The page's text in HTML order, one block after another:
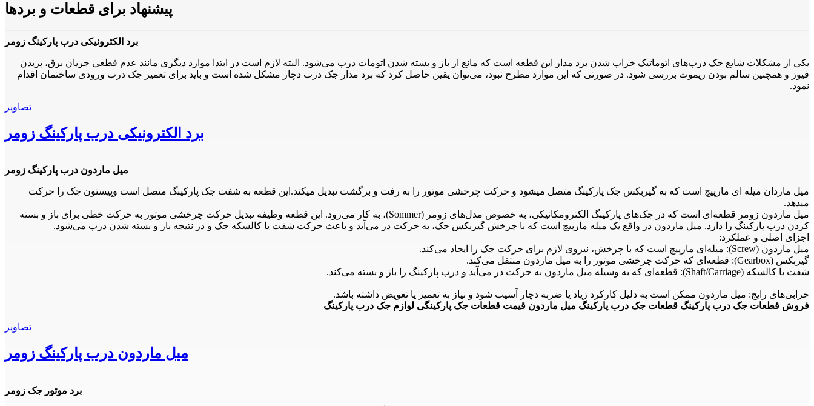
پیشنهاد برای قطعات و بردها
برد الکترونیکی درب پارکینگ زومر
یکی از مشکلات شایع جک درب‌های اتوماتیک خراب شدن برد مدار این قطعه است که مانع از باز و بسته شدن اتومات درب می‌شود. البته لازم است در ابتدا موارد دیگری مانند عدم قطعی جریان برق، پریدن
فیوز و همچنین سالم بودن ریموت بررسی شود. در صورتی که این موارد مطرح نبود، می‌توان یقین حاصل کرد که برد مدار جک درب دچار مشکل شده است و باید برای تعمیر جک درب ورودی ساختمان اقدام
نمود.
تصاویر
برد الکترونیکی درب پارکینگ زومر
میل ماردون درب پارکینگ زومر
میل ماردان میله ای مارپیچ است که به گیربکس جک پارکینگ متصل میشود و حرکت چرخشی موتور را به رفت و برگشت تبدیل میکند.این قطعه به شفت جک پارکینگ متصل است وپیستون جک را حرکت
میدهد.
میل ماردون زومر قطعه‌ای است که در جک‌های پارکینگ الکترومکانیکی، به خصوص مدل‌های زومر (Sommer)، به کار می‌رود. این قطعه وظیفه تبدیل حرکت چرخشی موتور به حرکت خطی برای باز و بسته
کردن درب پارکینگ را دارد. میل ماردون در واقع یک میله مارپیچ است که با چرخش گیربکس جک، به حرکت در می‌آید و باعث حرکت شفت یا کالسکه جک و در نتیجه باز و بسته شدن درب می‌شود.
اجزای اصلی و عملکرد:
میل ماردون (Screw): میله‌ای مارپیچ است که با چرخش، نیروی لازم برای حرکت جک را ایجاد می‌کند.
گیربکس (Gearbox): قطعه‌ای که حرکت چرخشی موتور را به میل ماردون منتقل می‌کند.
شفت یا کالسکه (Shaft/Carriage): قطعه‌ای که به وسیله میل ماردون به حرکت در می‌آید و درب پارکینگ را باز و بسته می‌کند.
خرابی‌های رایج: میل ماردون ممکن است به دلیل کارکرد زیاد یا ضربه دچار آسیب شود و نیاز به تعمیر یا تعویض داشته باشد.
فروش قطعات جک درب پارکینگ قطعات جک درب پارکینگ میل ماردون قیمت قطعات جک پارکینگی لوازم جک درب پارکینگ
تصاویر
میل ماردون درب پارکینگ زومر
برد موتور جک زومر